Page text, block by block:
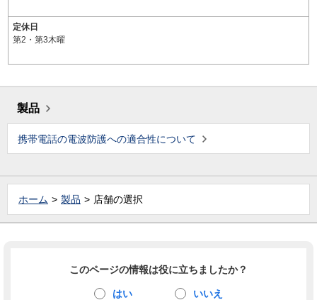
定休日
第2・第3木曜
製品
携帯電話の電波防護への適合性について
ホーム 製品 店舗の選択
このページの情報は役に立ちましたか？
はい いいえ